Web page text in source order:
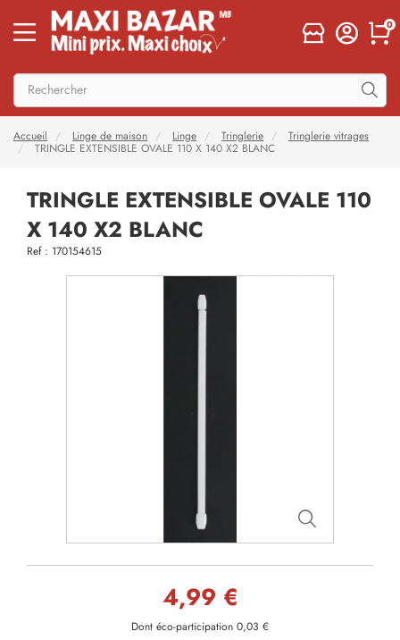
0
Accueil Linge de maison Linge Tringlerie
Tringlerie vitrages
TRINGLE EXTENSIBLE OVALE 110 X 140 X2 BLANC
TRINGLE EXTENSIBLE OVALE 110
X 140 X2 BLANC
Ref : 170154615
4,99 €
Dont éco-participation 0,03 €